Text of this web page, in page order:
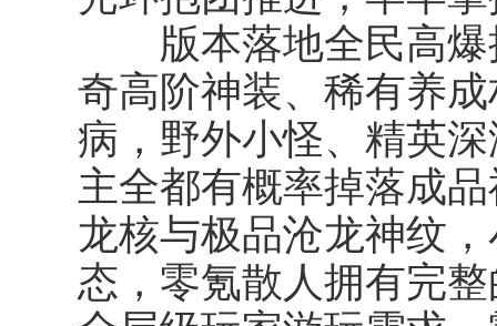
版本落地全民高爆
奇高阶神装、稀有养
病，野外小怪、精英
主全都有概率掉落成
龙核与极品沧龙神纹
态，零氪散人拥有完